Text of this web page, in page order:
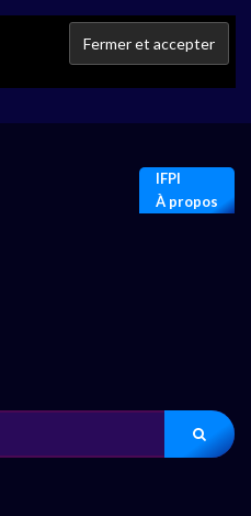
IFPI
À propos